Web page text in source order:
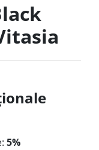
5%